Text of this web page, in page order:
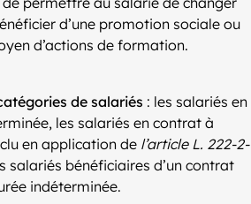
d’une promotion sociale ou
d’actions de formation.
de salariés : les salariés en
les salariés en contrat à
en application de l’article L. 222-2-
salariés bénéficiaires d’un contrat
indéterminée.